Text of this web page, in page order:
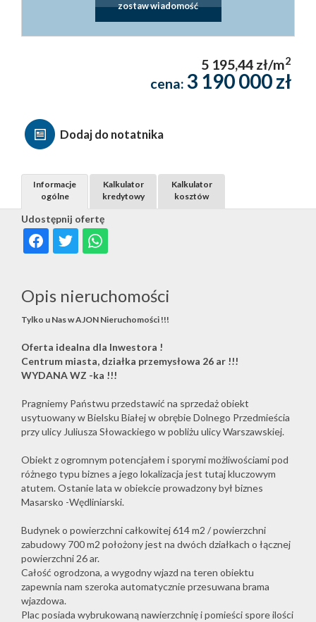
zostaw wiadomość
5 195,44 zł/m2
cena: 3 190 000 zł
Dodaj do notatnika
Udostępnij ofertę
Informacje
ogólne
Kalkulator
kredytowy
Kalkulator
kosztów
Opis nieruchomości
Tylko u Nas w AJON Nieruchomości !!!
Oferta idealna dla Inwestora !
Centrum miasta, działka przemysłowa 26 ar !!!
WYDANA WZ -ka !!!
Pragniemy Państwu przedstawić na sprzedaż obiekt
usytuowany w Bielsku Białej w obrębie Dolnego Przedmieścia
przy ulicy Juliusza Słowackiego w pobliżu ulicy Warszawskiej.
Obiekt z ogromnym potencjałem i sporymi możliwościami pod
różnego typu biznes a jego lokalizacja jest tutaj kluczowym
atutem. Ostanie lata w obiekcie prowadzony był biznes
Masarsko -Wędliniarski.
Budynek o powierzchni całkowitej 614 m2 / powierzchni
zabudowy 700 m2 położony jest na dwóch działkach o łącznej
powierzchni 26 ar.
Całość ogrodzona, a wygodny wjazd na teren obiektu
zapewnia nam szeroka automatycznie przesuwana brama
wjazdowa.
Plac posiada wybrukowaną nawierzchnię i pomieści spore ilości